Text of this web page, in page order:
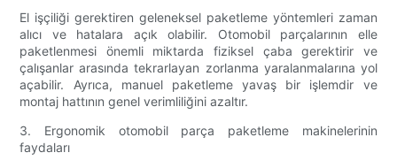
El işçiliği gerektiren geleneksel paketleme yöntemleri zaman
alıcı ve hatalara açık olabilir. Otomobil parçalarının elle
paketlenmesi önemli miktarda fiziksel çaba gerektirir ve
çalışanlar arasında tekrarlayan zorlanma yaralanmalarına yol
açabilir. Ayrıca, manuel paketleme yavaş bir işlemdir ve
montaj hattının genel verimliliğini azaltır.
3. Ergonomik otomobil parça paketleme makinelerinin
faydaları